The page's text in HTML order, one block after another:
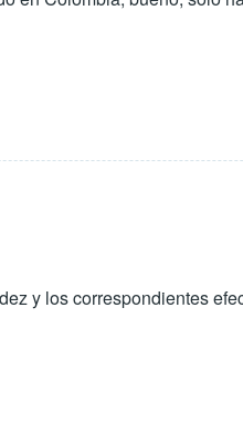
y los correspondientes